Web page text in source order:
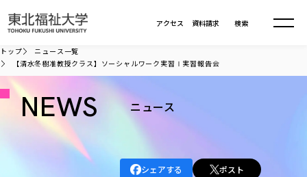
資料請求
アクセス 検索
大学について
学部・大学院
学部・大学院TOP
トップ
ニュース一覧
【清水冬樹准教授クラス】ソーシャルワーク実習Ⅰ実習報告会
NEWS ニュース
シェアする ポスト